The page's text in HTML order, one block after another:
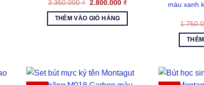
3.350.000₫ Giá
là:
3.350.000 ₫.
2.800.000 ₫Giá
THÊM VÀO GIỎ HÀNG
màu xanh